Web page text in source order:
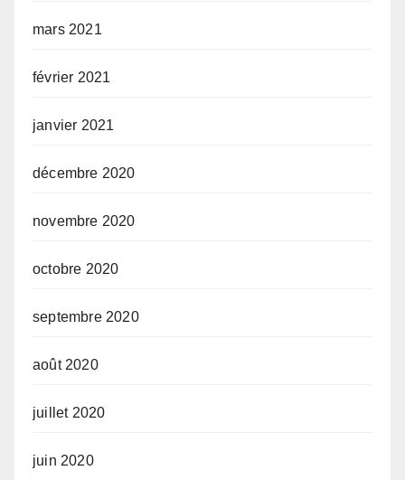
mars 2021
février 2021
janvier 2021
décembre 2020
novembre 2020
octobre 2020
septembre 2020
août 2020
juillet 2020
juin 2020